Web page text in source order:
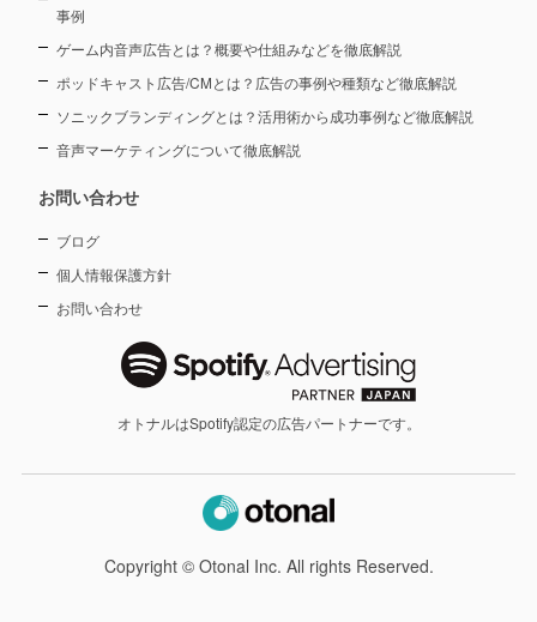
事例
ゲーム内音声広告とは？概要や仕組みなどを徹底解説
ポッドキャスト広告/CMとは？広告の事例や種類など徹底解説
ソニックブランディングとは？活用術から成功事例など徹底解説
音声マーケティングについて徹底解説
お問い合わせ
ブログ
個人情報保護方針
お問い合わせ
オトナルはSpotify認定の広告パートナーです。
Copyright © Otonal Inc. All rights Reserved.